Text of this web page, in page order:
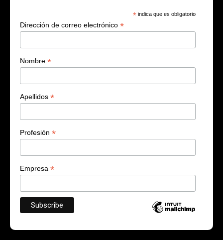
* indica que es obligatorio
Dirección de correo electrónico *
Nombre *
Apellidos *
Profesión *
Empresa *